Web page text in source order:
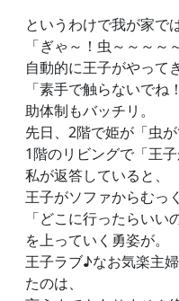
というわけで我が家で
「ぎゃ～！虫～～～～
自動的に王子がやって
「素手で触らないで
助体制もバッチリ。
先日、2階で姫が「虫
1階のリビングで「王
私が返答していると、
王子がソファからむっ
「どこに行ったらい
を上っていく勇姿が。
王子ラブ♪なお気楽主
たのは、